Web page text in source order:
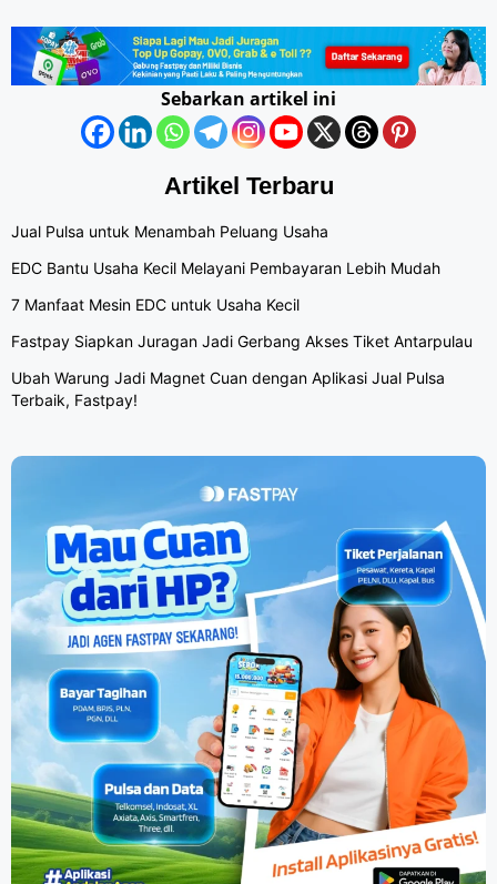
Sebarkan artikel ini
Artikel Terbaru
Jual Pulsa untuk Menambah Peluang Usaha
EDC Bantu Usaha Kecil Melayani Pembayaran Lebih Mudah
7 Manfaat Mesin EDC untuk Usaha Kecil
Fastpay Siapkan Juragan Jadi Gerbang Akses Tiket Antarpulau
Ubah Warung Jadi Magnet Cuan dengan Aplikasi Jual Pulsa
Terbaik, Fastpay!